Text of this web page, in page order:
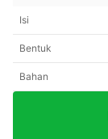
Isi
Bentuk
Bahan